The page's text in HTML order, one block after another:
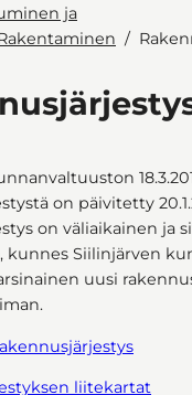
ja
on päivitetty
on väliaikainen ja
kunnes Siilinjärven
uusi
liitekartat